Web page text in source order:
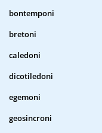
bontemponi
bretoni
caledoni
dicotiledoni
egemoni
geosincroni